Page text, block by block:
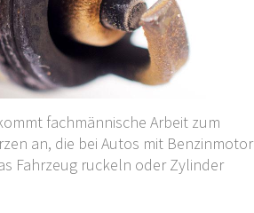
fachmännische Arbeit zum
an, die bei Autos mit Benzinmotor
Fahrzeug ruckeln oder Zylinder